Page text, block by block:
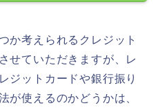
か考えられるクレジット
せていただきますが、レ
ジットカードや銀行振り
が使えるのかどうかは、